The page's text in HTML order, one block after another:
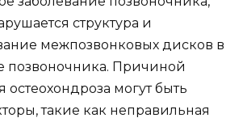
структура и
межпозвонковых дисков в
позвоночника. Причиной
могут быть
такие как неправильная